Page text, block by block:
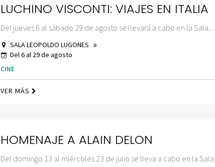
LUCHINO VISCONTI: VIAJES EN ITALIA
Del jueves 6 al sábado 29 de agosto se llevará a cabo en la Sala...
SALA LEOPOLDO LUGONES
Del 6 al 29 de agosto
CINE
VER MÁS
HOMENAJE A ALAIN DELON
Del domingo 13 al miércoles 23 de julio se lleva a cabo en la